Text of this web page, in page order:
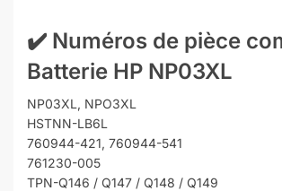
✔️ Numéros de pièce
Batterie HP NP03XL
NP03XL, NPO3XL
HSTNN-LB6L
760944-421, 760944-541
761230-005
TPN-Q146 / Q147 / Q148 / Q149